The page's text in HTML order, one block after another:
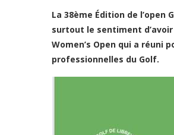
La 38ème Édition de
surtout le sentiment
Women’s Open qui a réuni
professionnelles du Golf.